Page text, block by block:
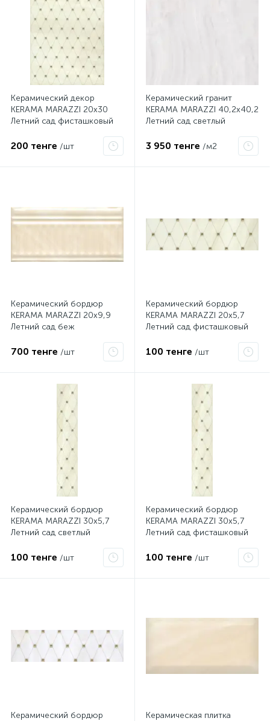
Керамический декор
KERAMA MARAZZI 20х30
Летний сад фисташковый
200 тенге /шт
Керамический гранит
KERAMA MARAZZI 40,2х40,2
Летний сад светлый
3 950 тенге /м2
Керамический бордюр
KERAMA MARAZZI 20х9,9
Летний сад беж
19017\3F
700 тенге /шт
Керамический бордюр
KERAMA MARAZZI 20х5,7
Летний сад фисташковый
100 тенге /шт
Керамический бордюр
KERAMA MARAZZI 30х5,7
Летний сад светлый
100 тенге /шт
Керамический бордюр
KERAMA MARAZZI 30х5,7
Летний сад фисташковый
100 тенге /шт
Керамический бордюр
Керамическая плитка